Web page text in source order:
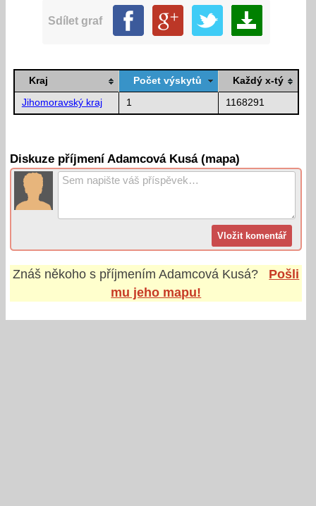
Sdílet graf
Kraj Počet výskytů Každý x-tý
Jihomoravský kraj 1 1168291
Diskuze příjmení Adamcová Kusá (mapa)
Znáš někoho s příjmenímAdamcová Kusá?
Pošli
mu jeho mapu!